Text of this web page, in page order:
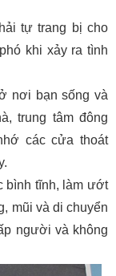
tự trang bị cho
khi xảy ra tình
nơi bạn sống và
trung tâm đông
các cửa thoát
bình tĩnh, làm ướt
mũi và di chuyển
người và không